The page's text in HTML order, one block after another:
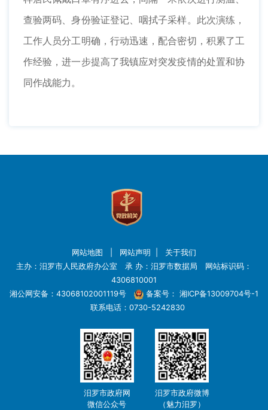
查验两码、身份验证登记、咽拭子采样。此次演练，
工作人员分工明确，行动迅速，配合密切，积累了工
作经验，进一步提高了我镇应对突发疫情的处置和协
同作战能力。
网站地图 网站声明
关于我们
主办：汨罗市人民政府办公室 承 办：汨罗市数据局 网站标识码：
4306810001
湘公网安备：43068102001119号
备案号： 湘ICP备13009704号-1
联系电话：0730-5242830
汨罗市政府网
微信公众号
汨罗市政府微博
（魅力汨罗）